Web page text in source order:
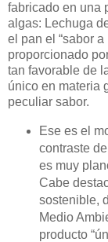
fabricado en una
algas: Lechuga
el pan el “sabor
proporcionado
tan favorable de
único en materia
peculiar sabor.
Ese es el
contraste
es muy
Cabe
sostenible,
Medio
producto